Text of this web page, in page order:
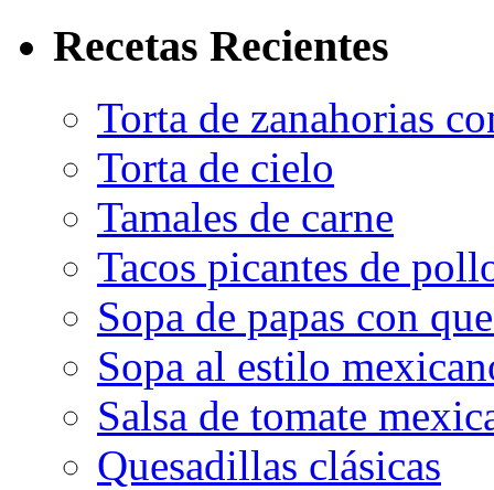
Recetas Recientes
Torta de zanahorias
Torta de cielo
Tamales de carne
Tacos picantes de
Sopa de papas con
Sopa al estilo
Salsa de tomate
Quesadillas clásicas